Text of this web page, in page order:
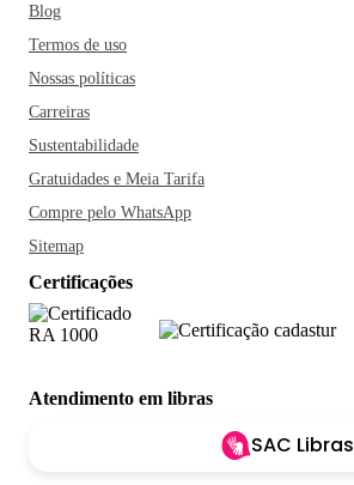
Blog
Termos de uso
Nossas políticas
Carreiras
Sustentabilidade
Gratuidades e Meia Tarifa
Compre pelo WhatsApp
Sitemap
Certificações
Atendimento em libras
SAC Libras